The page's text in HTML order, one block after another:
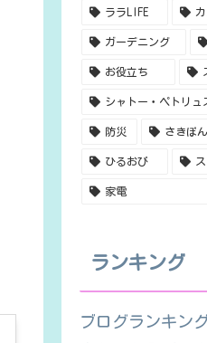
ララLIFE
ガーデニング
お役立ち
シャトー・ペトリュ
防災 さきぽん
ひるおび
家電
ランキング
ブログランキン